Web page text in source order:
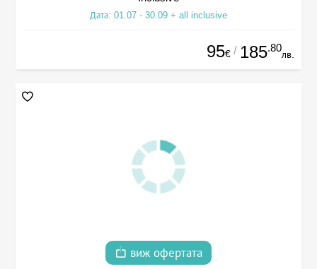
Дата: 01.07 - 30.09 + all inclusive
95€ / 185.80
лв.
виж офертата